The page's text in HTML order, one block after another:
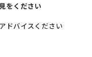
るのか
と思うのですが、他のこ
をください
ドバイスください